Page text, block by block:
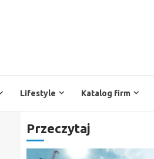
Lifestyle Katalog firm
Przeczytaj